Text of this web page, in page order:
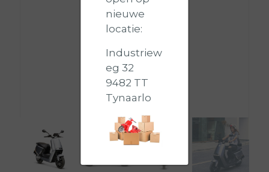
nieuwe
locatie:
Industriew
eg 32
9482 TT
Tynaarlo